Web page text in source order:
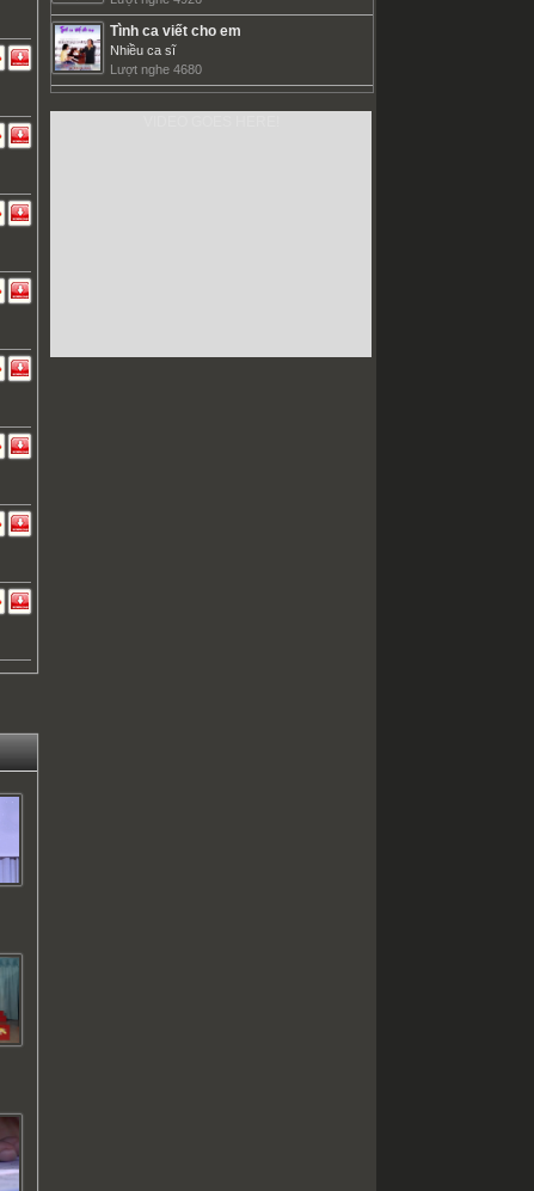
Tình ca viết cho em
Nhiều ca sĩ
Lượt nghe 4680